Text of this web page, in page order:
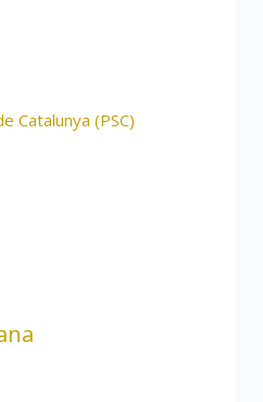
Catalunya (PSC)